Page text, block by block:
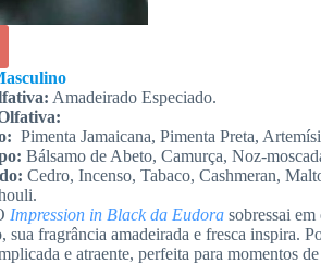
Amadeirado Especiado.
Pimenta Jamaicana, Pimenta Preta,
Bálsamo de Abeto, Camurça, Noz-
Cedro, Incenso, Tabaco, Cashmeran,
Impression in Black da Eudora sobressai
sua fragrância amadeirada e fresca inspira.
e atraente, perfeita para momentos